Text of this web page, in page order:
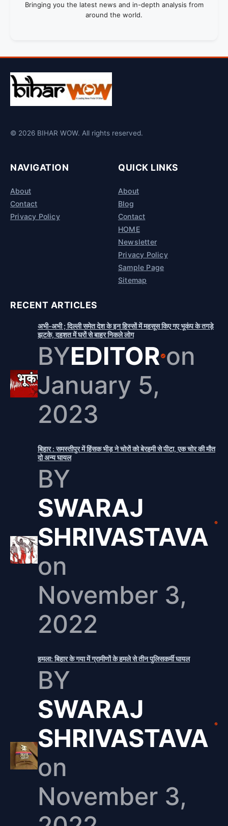
Bringing you the latest news and in-depth analysis from
around the world.
© 2026 BIHAR WOW. All rights reserved.
NAVIGATION
About
Contact
Privacy Policy
QUICK LINKS
About
Blog
Contact
HOME
Newsletter
Privacy Policy
Sample Page
Sitemap
RECENT ARTICLES
अभी-अभी ; दिल्ली समेत देश के इन हिस्सों में महसूस किए गए भूकंप के तगड़े
झटके, दहशत में घरों से बाहर निकले लोग
BYEDITOR on
January 5,
2023
बिहार : समस्तीपुर में हिंसक भीड़ ने चोरों को बेरहमी से पीटा, एक चोर की मौत
दो अन्य घायल
BY
SWARAJ
SHRIVASTAVA
on
November 3,
2022
हमला: बिहार के गया में ग्रामीणों के हमले से तीन पुलिसकर्मी घायल
BY
SWARAJ
SHRIVASTAVA
on
November 3,